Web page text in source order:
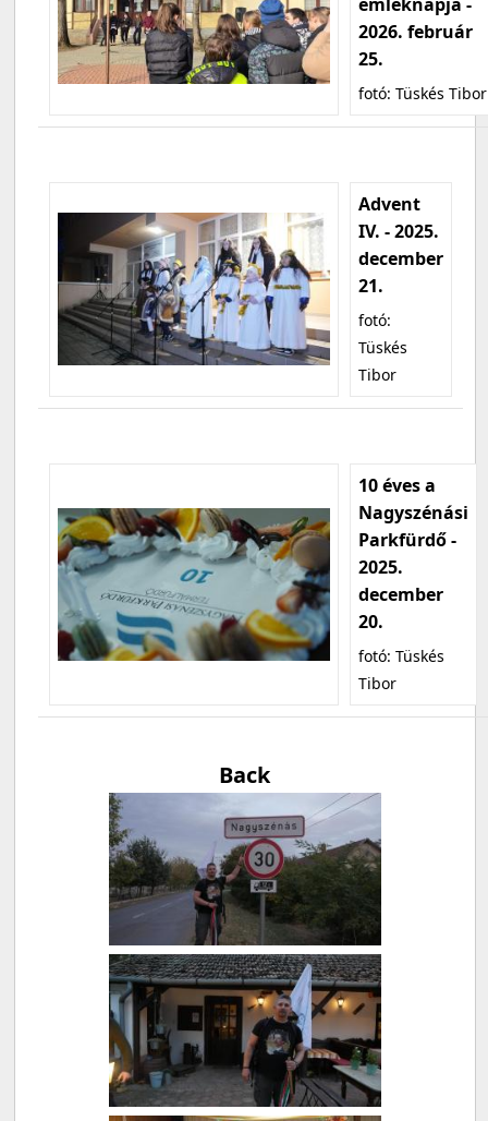
2026. február
25.
fotó: Tüskés Tibor
Advent
IV. - 2025.
december
21.
fotó:
Tüskés
Tibor
10 éves a
Nagyszénási
Parkfürdő -
2025.
december
20.
fotó: Tüskés
Tibor
Back